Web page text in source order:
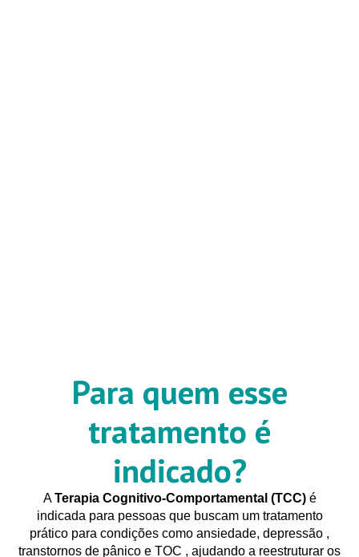
Para quem esse
tratamento é
indicado?
ATerapia Cognitivo-Comportamental (TCC)é
indicada para pessoas que buscam um tratamento
prático para condições como ansiedade, depressão ,
transtornos de pânico e TOC , ajudando a reestruturar os